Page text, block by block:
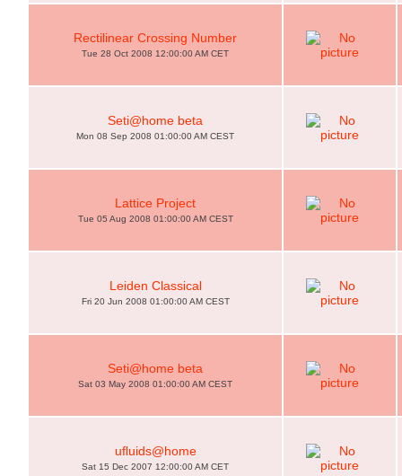
Rectilinear Crossing Number
Tue 28 Oct 2008 12:00:00 AM CET
Seti@home beta
Mon 08 Sep 2008 01:00:00 AM CEST
Lattice Project
Tue 05 Aug 2008 01:00:00 AM CEST
Leiden Classical
Fri 20 Jun 2008 01:00:00 AM CEST
Seti@home beta
Sat 03 May 2008 01:00:00 AM CEST
ufluids@home
Sat 15 Dec 2007 12:00:00 AM CET